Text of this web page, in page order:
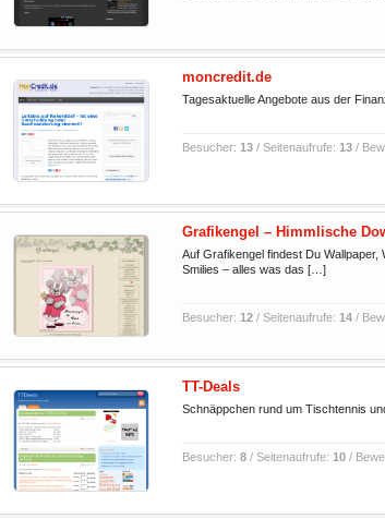
moncredit.de
Tagesaktuelle Angebote aus der
Besucher: 13/ Seitenaufrufe: 13/
Grafikengel – Himmlische
Auf Grafikengel findest Du
Smilies – alles was das […]
Besucher: 12/ Seitenaufrufe: 14/
TT-Deals
Schnäppchen rund um Tischtennis
Besucher: 8/ Seitenaufrufe: 10/